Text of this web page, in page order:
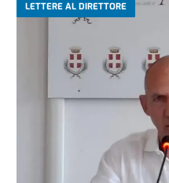
LETTERE AL DIRETTORE